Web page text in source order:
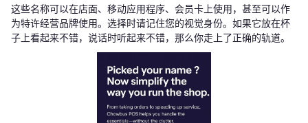
这些名称可以在店面、移动应用程序、会员卡上使用，甚至可以作
为特许经营品牌使用。选择时请记住您的视觉身份。如果它放在杯
子上看起来不错，说话时听起来不错，那么你走上了正确的轨道。